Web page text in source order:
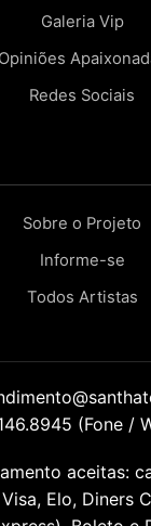
Galeria Vip
Opiniões
Redes Sociais
Sobre o Projeto
Informe-se
Todos Artistas
(Fone /
aceitas:
Elo, Diners